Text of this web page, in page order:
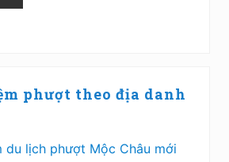
phượt theo địa danh
du lịch phượt Mộc Châu mới